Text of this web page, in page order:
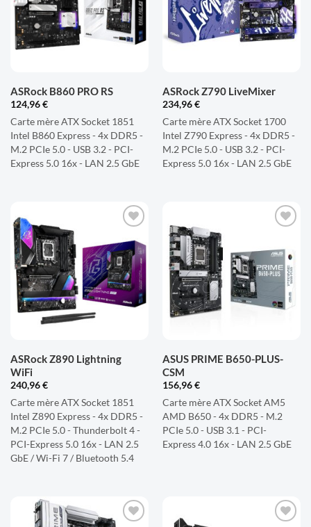
D'ENVIES
ASRock B860 PRO RS
124,96€
Carte mère ATX Socket 1851
Intel B860 Express - 4x DDR5 -
M.2 PCIe 5.0 - USB 3.2 - PCI-
Express 5.0 16x - LAN 2.5 GbE
D'ENVIES
ASRock Z790 LiveMixer
234,96€
Carte mère ATX Socket 1700
Intel Z790 Express - 4x DDR5 -
M.2 PCIe 5.0 - USB 3.2 - PCI-
Express 5.0 16x - LAN 2.5 GbE
À LA
LISTE
D'ENVIES
ASRock Z890 Lightning
WiFi
240,96€
Carte mère ATX Socket 1851
Intel Z890 Express - 4x DDR5 -
M.2 PCIe 5.0 - Thunderbolt 4 -
PCI-Express 5.0 16x - LAN 2.5
GbE / Wi-Fi 7 / Bluetooth 5.4
À LA
D'ENVIES
ASUS PRIME B650-PLUS-
CSM
156,96€
Carte mère ATX Socket AM5
AMD B650 - 4x DDR5 - M.2
PCIe 5.0 - USB 3.1 - PCI-
Express 4.0 16x - LAN 2.5 GbE